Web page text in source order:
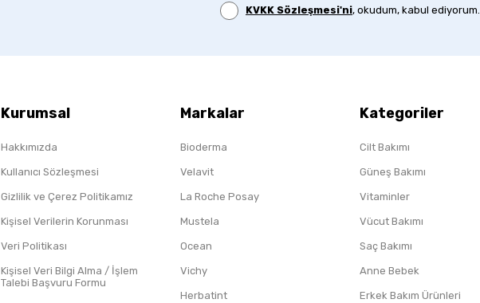
KVKK Sözleşmesi'ni, okudum, kabul ediyorum.
Kurumsal
Hakkımızda
Kullanıcı Sözleşmesi
Gizlilik ve Çerez Politikamız
Kişisel Verilerin Korunması
Veri Politikası
Kişisel Veri Bilgi Alma / İşlem
Talebi Başvuru Formu
Markalar
Bioderma
Velavit
La Roche Posay
Mustela
Ocean
Vichy
Herbatint
Kategoriler
Cilt Bakımı
Güneş Bakımı
Vitaminler
Vücut Bakımı
Saç Bakımı
Anne Bebek
Erkek Bakım Ürünleri